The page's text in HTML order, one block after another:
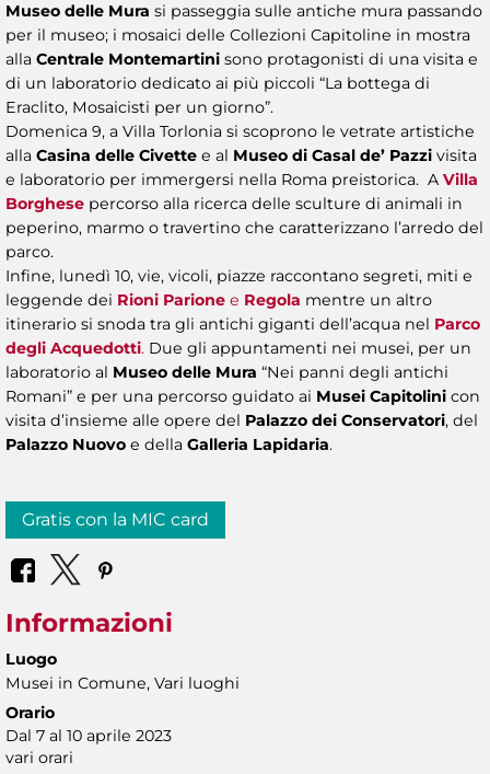
Museo delle Mura si passeggia sulle antiche mura passando
per il museo; i mosaici delle Collezioni Capitoline in mostra
alla Centrale Montemartini sono protagonisti di una visita e
di un laboratorio dedicato ai più piccoli “La bottega di
Eraclito, Mosaicisti per un giorno”.
Domenica 9, a Villa Torlonia si scoprono le vetrate artistiche
alla Casina delle Civette e al Museo di Casal de’ Pazzi visita
e laboratorio per immergersi nella Roma preistorica. A Villa
Borghese percorso alla ricerca delle sculture di animali in
peperino, marmo o travertino che caratterizzano l’arredo del
parco.
Infine, lunedì 10, vie, vicoli, piazze raccontano segreti, miti e
leggende dei Rioni Parione e Regola mentre un altro
itinerario si snoda tra gli antichi giganti dell’acqua nel Parco
degli Acquedotti. Due gli appuntamenti nei musei, per un
laboratorio al Museo delle Mura “Nei panni degli antichi
Romani” e per una percorso guidato ai Musei Capitolini con
visita d’insieme alle opere del Palazzo dei Conservatori, del
Palazzo Nuovo e della Galleria Lapidaria.
Gratis con la MIC card
Informazioni
Luogo
Musei in Comune, Vari luoghi
Orario
Dal 7 al 10 aprile 2023
vari orari